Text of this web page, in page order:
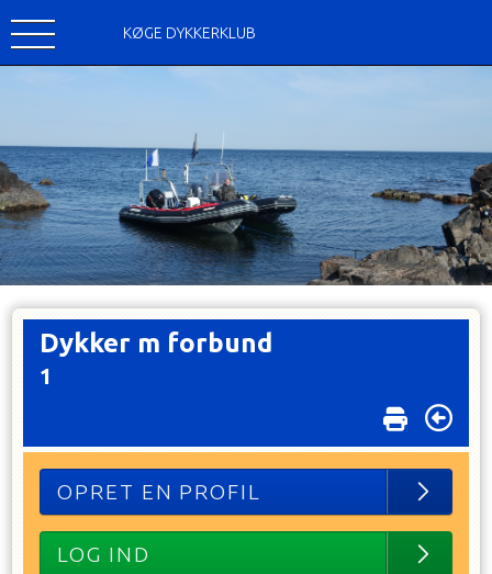
KØGE DYKKERKLUB
Dykker m forbund
1
OPRET EN PROFIL
LOG IND